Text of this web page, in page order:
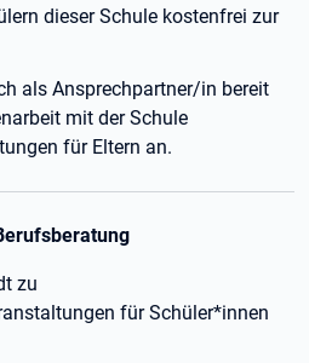
dieser Schule kostenfrei zur
als Ansprechpartner/in bereit
mit der Schule
für Eltern an.
zu
für Schüler*innen